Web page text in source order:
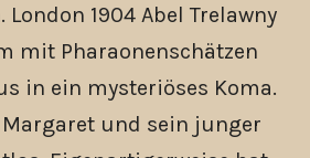
1904 Abel Trelawny
mit Pharaonenschätzen
in ein mysteriöses Koma.
Margaret und sein junger